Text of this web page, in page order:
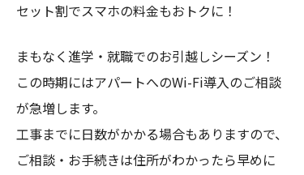
セット割でスマホの料金もおトクに！
まもなく進学・就職でのお引越しシーズン！
この時期にはアパートへのWi-Fi導入のご相談
が急増します。
工事までに日数がかかる場合もありますので、
ご相談・お手続きは住所がわかったら早めに